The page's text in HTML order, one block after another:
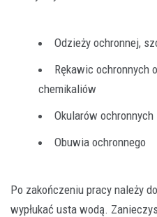
Odzieży ochronnej,
Rękawic ochronnych
chemikaliów
Okularów
Obuwia ochronnego
Po zakończeniu pracy należy
wypłukać usta wodą.